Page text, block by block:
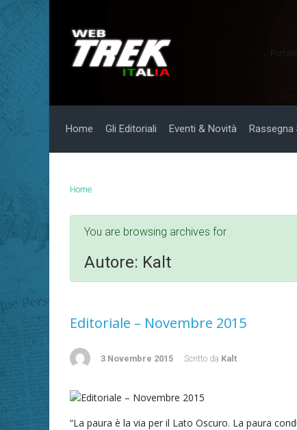
Home Gli Editoriali Eventi & Novità Rassegna
Home
You are browsing archives for
Autore: Kalt
Editoriale – Novembre 2015
3 Novembre 2015 Scritto da Kalt
“La paura è la via per il Lato Oscuro. La paura